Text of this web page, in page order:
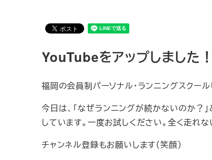
YouTubeをアップしました！
福岡の会員制パーソナル・ランニングスクー
今日は、「なぜランニングが続かないのか？
しています。一度お試しください。全く走れ
チャンネル登録もお願いします（笑顔）